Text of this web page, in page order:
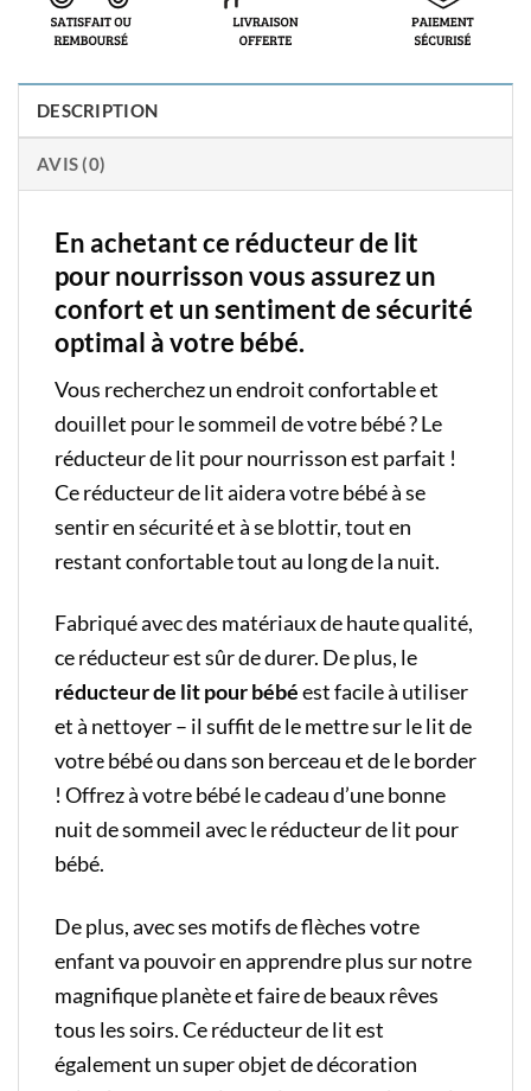
DESCRIPTION
AVIS (0)
En achetant ce réducteur de lit
pour nourrisson vous assurez un
confort et un sentiment de sécurité
optimal à votre bébé.
Vous recherchez un endroit confortable et
douillet pour le sommeil de votre bébé ? Le
réducteur de lit pour nourrisson est parfait !
Ce réducteur de lit aidera votre bébé à se
sentir en sécurité et à se blottir, tout en
restant confortable tout au long de la nuit.
Fabriqué avec des matériaux de haute qualité,
ce réducteur est sûr de durer. De plus, le
réducteur de lit pour bébéest facile à utiliser
et à nettoyer – il suffit de le mettre sur le lit de
votre bébé ou dans son berceau et de le border
! Offrez à votre bébé le cadeau d’une bonne
nuit de sommeil avec le réducteur de lit pour
bébé.
De plus, avec ses motifs de flèches votre
enfant va pouvoir en apprendre plus sur notre
magnifique planète et faire de beaux rêves
tous les soirs. Ce réducteur de lit est
également un super objet de décoration